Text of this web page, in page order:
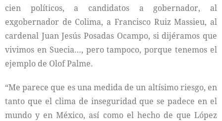
cien políticos, a candidatos a gobernador, al
exgobernador de Colima, a Francisco Ruiz Massieu, al
cardenal Juan Jesús Posadas Ocampo, si dijéramos que
vivimos en Suecia…, pero tampoco, porque tenemos el
ejemplo de Olof Palme.
“Me parece que es una medida de un altísimo riesgo, en
tanto que el clima de inseguridad que se padece en el
mundo y en México, así como el hecho de que López